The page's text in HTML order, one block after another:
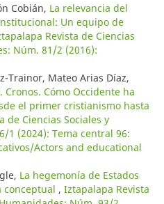
Cobián, La relevancia del
Un equipo de
Revista de Ciencias
Núm. 81/2 (2016):
Trainor, Mateo Arias Díaz,
Cronos. Cómo Occidente ha
el primer cristianismo hasta
de Ciencias Sociales y
1 (2024): Tema central 96:
Actors and educational
La hegemonía de Estados
conceptual , Iztapalapa Revista